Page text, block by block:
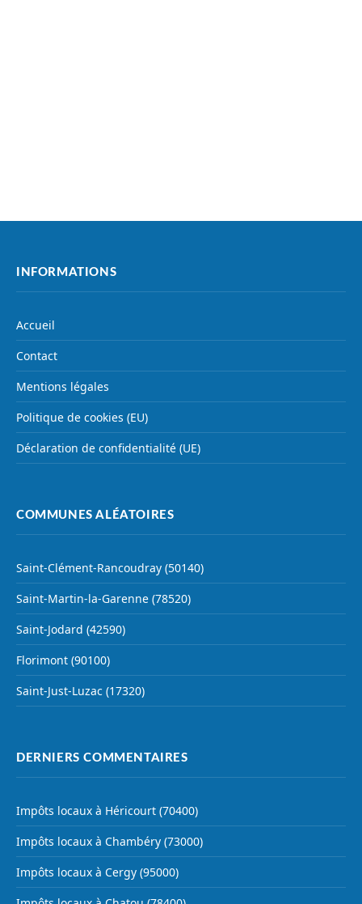
INFORMATIONS
Accueil
Contact
Mentions légales
Politique de cookies (EU)
Déclaration de confidentialité (UE)
COMMUNES ALÉATOIRES
Saint-Clément-Rancoudray (50140)
Saint-Martin-la-Garenne (78520)
Saint-Jodard (42590)
Florimont (90100)
Saint-Just-Luzac (17320)
DERNIERS COMMENTAIRES
Impôts locaux à Héricourt (70400)
Impôts locaux à Chambéry (73000)
Impôts locaux à Cergy (95000)